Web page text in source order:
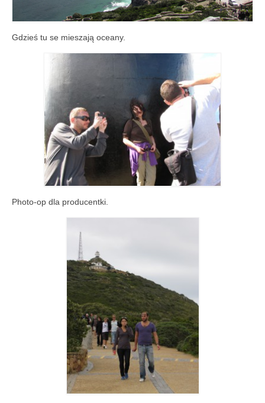
Gdzieś tu se mieszają oceany.
Photo-op dla producentki.